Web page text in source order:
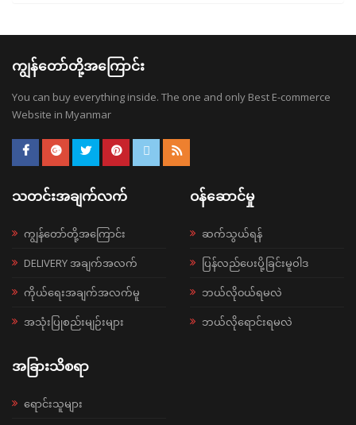
ကျွန်တော်တို့အကြောင်း
You can buy everything inside. The one and only Best E-commerce
Website in Myanmar
သတင်းအချက်လက်
ကျွန်တော်တို့အကြောင်း
DELIVERY အချက်အလက်
ကိုယ်ရေးအချက်အလက်မူ
အသုံးပြုစည်းမျဉ်းများ
ဝန်ဆောင်မှု
ဆက်သွယ်ရန်
ပြန်လည်ပေးပို့ခြင်းမူဝါဒ
ဘယ်လို၀ယ်ရမလဲ
ဘယ်လိုရောင်းရမလဲ
အခြားသိစရာ
ရောင်းသူများ